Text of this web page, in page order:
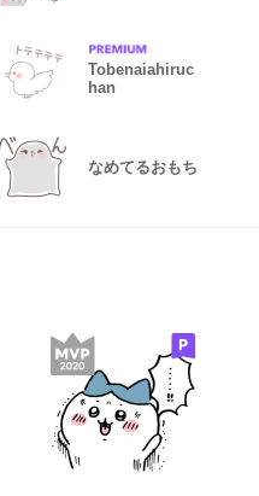
Tobenaiahiruc
han
なめてるおもち